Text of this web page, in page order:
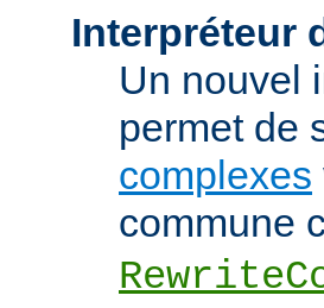
Interpréteur
Un nouvel
permet de
complexes
commune